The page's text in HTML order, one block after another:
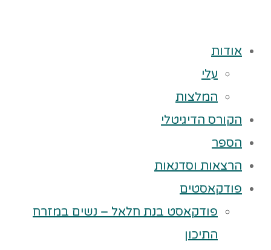
אודות
עלי
המלצות
הקורס הדיגיטלי
הספר
הרצאות וסדנאות
פודקאסטים
פודקאסט בנת חלאל – נשים במזרח
התיכון